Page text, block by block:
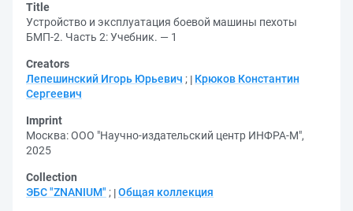
Title
Устройство и эксплуатация боевой машины пехоты
БМП-2. Часть 2: Учебник. — 1
Creators
Лепешинский Игорь Юрьевич ;
Крюков Константин
Сергеевич
Imprint
Москва: ООО "Научно-издательский центр ИНФРА-М",
2025
Collection
ЭБС "ZNANIUM" ; Общая коллекция